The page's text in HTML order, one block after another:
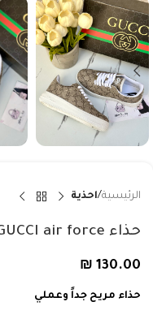
الرئيسية احذية
حذاء GUCCI air force 🔥 (قالب واسع)
₪ 130.00
حذاء مريح جداً وعملي